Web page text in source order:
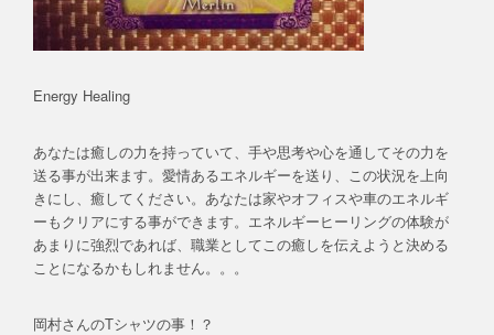
Energy Healing
あなたは癒しの力を持っていて、手や思考や心を通してその力を
送る事が出来ます。愛情あるエネルギーを送り、この状況を上向
きにし、癒してください。あなたは家やオフィスや車のエネルギ
ーもクリアにする事ができます。エネルギーヒーリングの体験が
あまりに強烈であれば、職業としてこの癒しを伝えようと決める
ことになるかもしれません。。。
岡村さんのTシャツの事！？